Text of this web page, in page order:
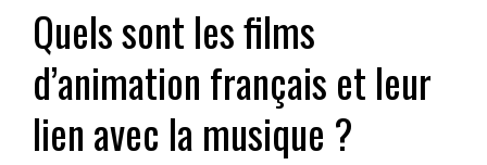
Quels sont les films
d’animation français et leur
lien avec la musique ?